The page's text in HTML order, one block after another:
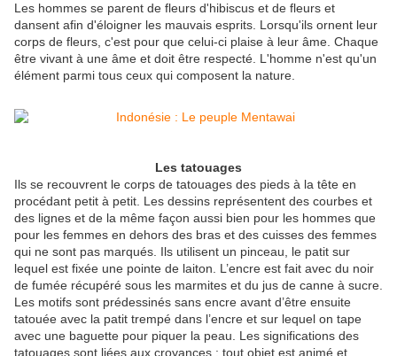
Les hommes se parent de fleurs d'hibiscus et de fleurs et
dansent afin d'éloigner les mauvais esprits. Lorsqu'ils ornent leur
corps de fleurs, c'est pour que celui-ci plaise à leur âme. Chaque
être vivant à une âme et doit être respecté. L'homme n'est qu'un
élément parmi tous ceux qui composent la nature.
Les tatouages
Ils se recouvrent le corps de tatouages des pieds à la tête en
procédant petit à petit. Les dessins représentent des courbes et
des lignes et de la même façon aussi bien pour les hommes que
pour les femmes en dehors des bras et des cuisses des femmes
qui ne sont pas marqués. Ils utilisent un pinceau, le patit sur
lequel est fixée une pointe de laiton. L’encre est fait avec du noir
de fumée récupéré sous les marmites et du jus de canne à sucre.
Les motifs sont prédessinés sans encre avant d’être ensuite
tatouée avec la patit trempé dans l’encre et sur lequel on tape
avec une baguette pour piquer la peau. Les significations des
tatouages sont liées aux croyances : tout objet est animé et